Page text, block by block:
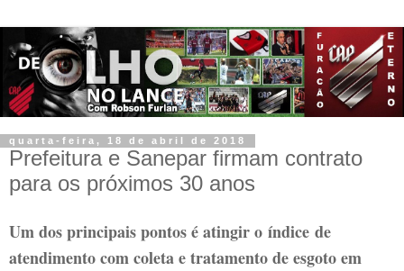
quarta-feira, 18 de abril de 2018
Prefeitura e Sanepar firmam contrato
para os próximos 30 anos
Um dos principais pontos é atingir o índice de
atendimento com coleta e tratamento de esgoto em